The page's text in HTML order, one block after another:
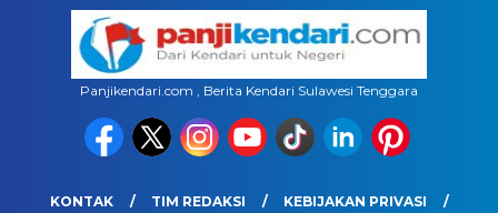
Panjikendari.com , Berita Kendari Sulawesi Tenggara
KONTAK TIM REDAKSI
KEBIJAKAN PRIVASI